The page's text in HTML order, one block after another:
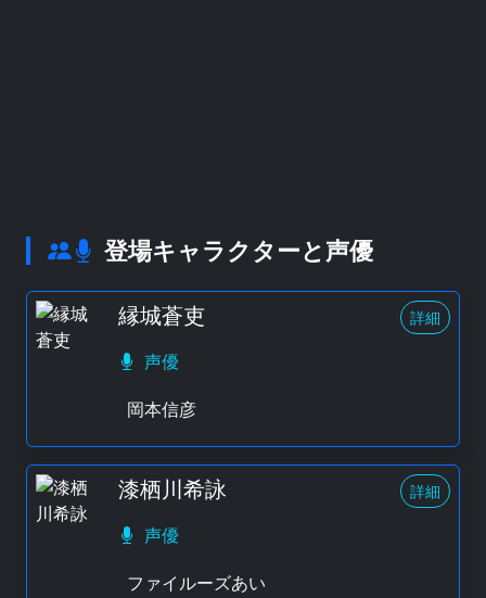
登場キャラクターと声優
縁城蒼吏 詳細
声優
岡本信彦
漆栖川希詠 詳細
声優
ファイルーズあい